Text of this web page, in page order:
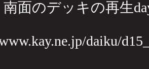
南面のデッキの再生
daiku/